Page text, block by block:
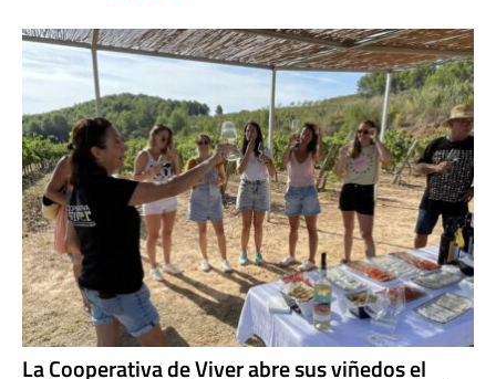
La Cooperativa de Viver abre sus viñedos el